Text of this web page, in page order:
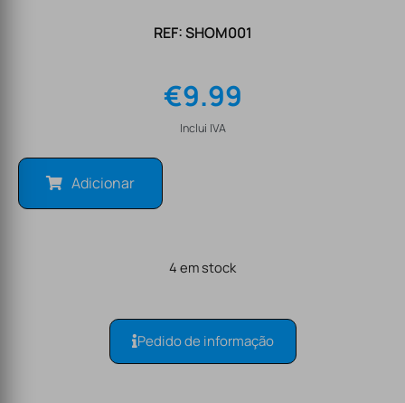
REF: SHOM001
€9.99
Inclui IVA
Adicionar
4 em stock
Pedido de informação